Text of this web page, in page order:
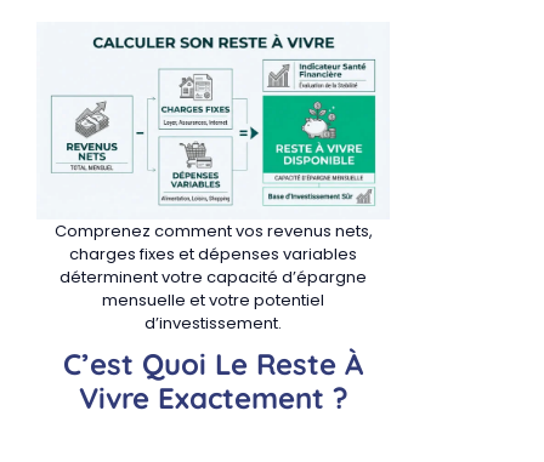
Comprenez comment vos revenus nets,
charges fixes et dépenses variables
déterminent votre capacité d’épargne
mensuelle et votre potentiel
d’investissement.
C’est Quoi Le Reste À
Vivre Exactement ?